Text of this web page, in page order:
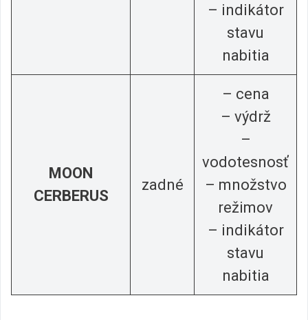
– indikátor
stavu
nabitia
MOON
CERBERUS
zadné
– cena
– výdrž
–
vodotesnosť
– množstvo
režimov
– indikátor
stavu
nabitia